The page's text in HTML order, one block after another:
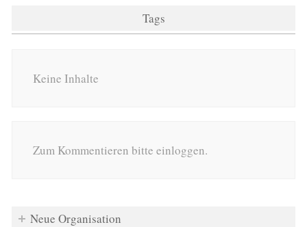
Tags
Keine Inhalte
Zum Kommentieren bitte einloggen.
Neue Organisation